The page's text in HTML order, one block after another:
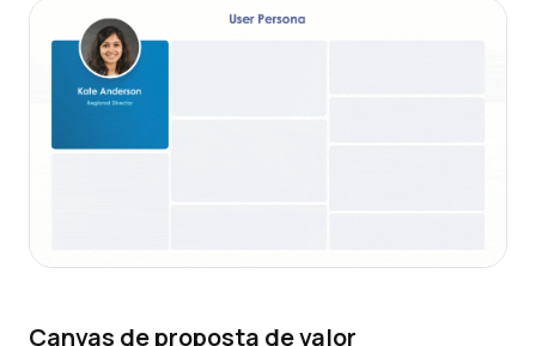
Canvas de proposta de valor